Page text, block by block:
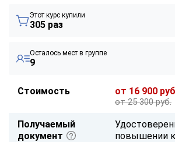
Этот курс купили
305 раз
Осталось мест в группе
9
Стоимость от 16 900
от 25 300 руб.
Получаемый
документ
повышении